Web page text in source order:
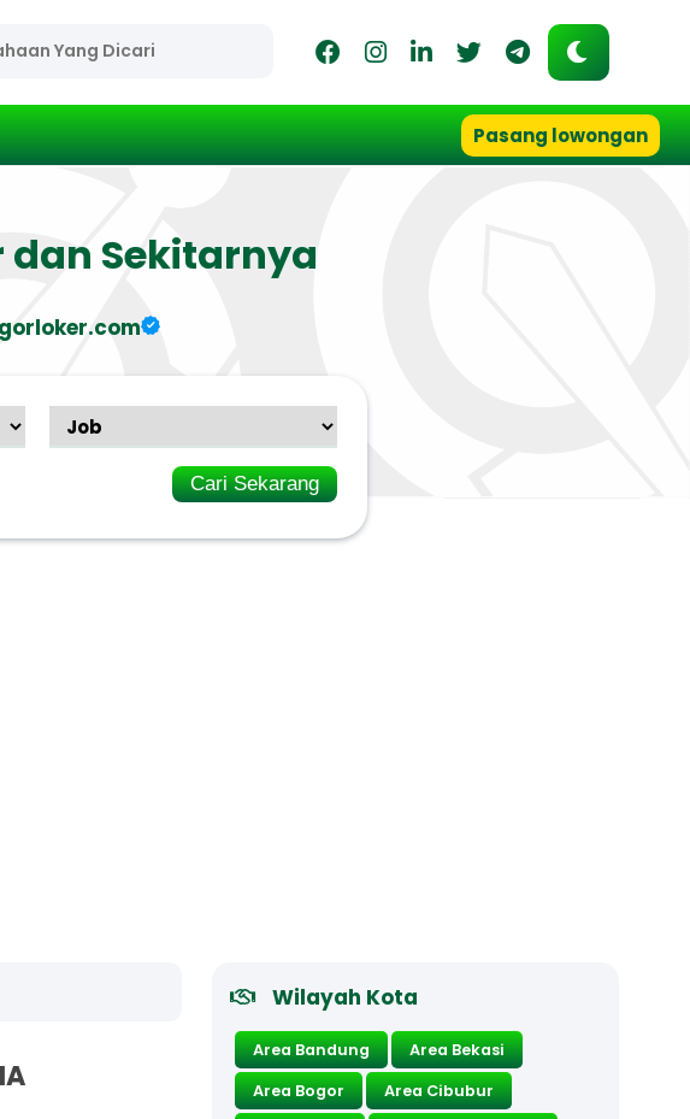
Pasang lowongan
dan Sekitarnya
Cari Sekarang
Wilayah Kota
Area Bandung
Area Bekasi
Area Bogor
Area Cibubur